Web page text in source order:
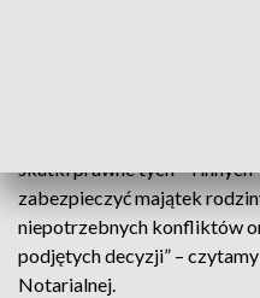
skutki prawne tych – i
zabezpieczyć majątek
niepotrzebnych konfliktów
podjętych decyzji” –
Notarialnej.